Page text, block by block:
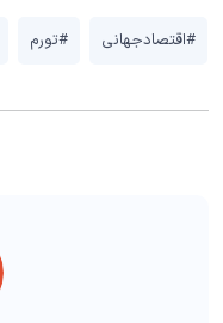
#اقتصادجهانی #تورم